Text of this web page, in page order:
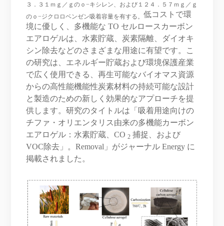
３．３１ｍｇ／ｇのｏ−キシレン、および１２４．５７ｍｇ／ｇ
のｏ−ジクロロベンゼン吸着容量を有する。低コストで環
境に優しく、多機能な TO セルロースカーボン
エアロゲルは、水素貯蔵、炭素隔離、ダイオキ
シン除去などのさまざまな用途に有望です。こ
の研究は、エネルギー貯蔵および環境保護産業
で広く使用できる、再生可能なバイオマス資源
からの高性能機能性炭素材料の持続可能な設計
と製造のための新しく効果的なアプローチを提
供します。研究のタイトルは「吸着用途向けの
チファ・オリエンタリス由来の多機能カーボン
エアロゲル：水素貯蔵、CO2 捕捉、および
VOC除去」。Removal」がジャーナル Energy に
掲載されました。